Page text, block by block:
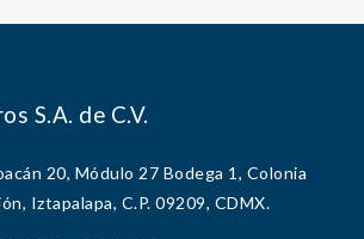
S.A. de C.V.
20, Módulo 27 Bodega 1, Colonia
Iztapalapa, C.P. 09209, CDMX.